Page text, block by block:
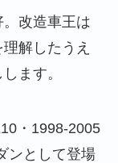
改造車王は
解したうえ
ます。
・1998-2005
ンとして登場